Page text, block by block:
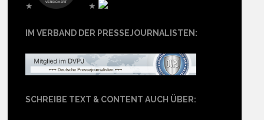
★ ★
IM VERBAND DER PRESSEJOURNALISTEN:
SCHREIBE TEXT & CONTENT AUCH ÜBER: